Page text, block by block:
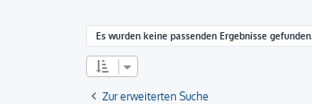
Es wurden keine passenden Ergebnisse gefunden.
Zur erweiterten Suche